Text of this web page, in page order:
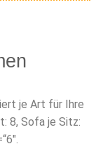
je Art für Ihre
8, Sofa je Sitz: